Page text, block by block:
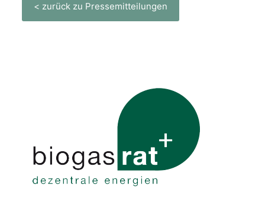
< zurück zu Pressemitteilungen